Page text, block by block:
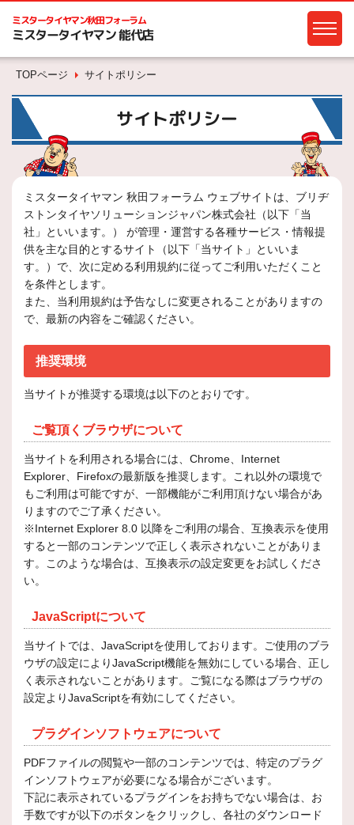
ミスタータイヤマン秋田フォーラム
ミスタータイヤマン 能代店
TOPページ サイトポリシー
サイトポリシー
ミスタータイヤマン 秋田フォーラム ウェブサイトは、ブリヂ
ストンタイヤソリューションジャパン株式会社（以下「当
社」といいます。） が管理・運営する各種サービス・情報提
供を主な目的とするサイト（以下「当サイト」といいま
す。）で、次に定める利用規約に従ってご利用いただくこと
を条件とします。
また、当利用規約は予告なしに変更されることがありますの
で、最新の内容をご確認ください。
推奨環境
当サイトが推奨する環境は以下のとおりです。
ご覧頂くブラウザについて
当サイトを利用される場合には、Chrome、Internet
Explorer、Firefoxの最新版を推奨します。これ以外の環境で
もご利用は可能ですが、一部機能がご利用頂けない場合があ
りますのでご了承ください。
※Internet Explorer 8.0 以降をご利用の場合、互換表示を使用
すると一部のコンテンツで正しく表示されないことがありま
す。このような場合は、互換表示の設定変更をお試しくださ
い。
JavaScriptについて
当サイトでは、JavaScriptを使用しております。ご使用のブラ
ウザの設定によりJavaScript機能を無効にしている場合、正し
く表示されないことがあります。ご覧になる際はブラウザの
設定よりJavaScriptを有効にしてください。
プラグインソフトウェアについて
PDFファイルの閲覧や一部のコンテンツでは、特定のプラグ
インソフトウェアが必要になる場合がございます。
下記に表示されているプラグインをお持ちでない場合は、お
手数ですが以下のボタンをクリックし、各社のダウンロード